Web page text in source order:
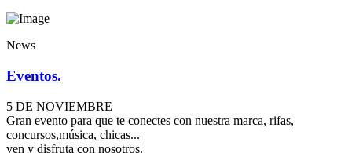
News
Eventos.
5 DE NOVIEMBRE
Gran evento para que te conectes con nuestra marca, rifas,
concursos,música, chicas...
ven y disfruta con nosotros.